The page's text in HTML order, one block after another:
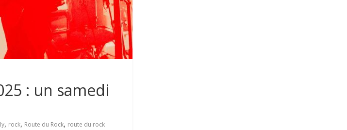
: un samedi
, rock, Route du Rock, route du rock